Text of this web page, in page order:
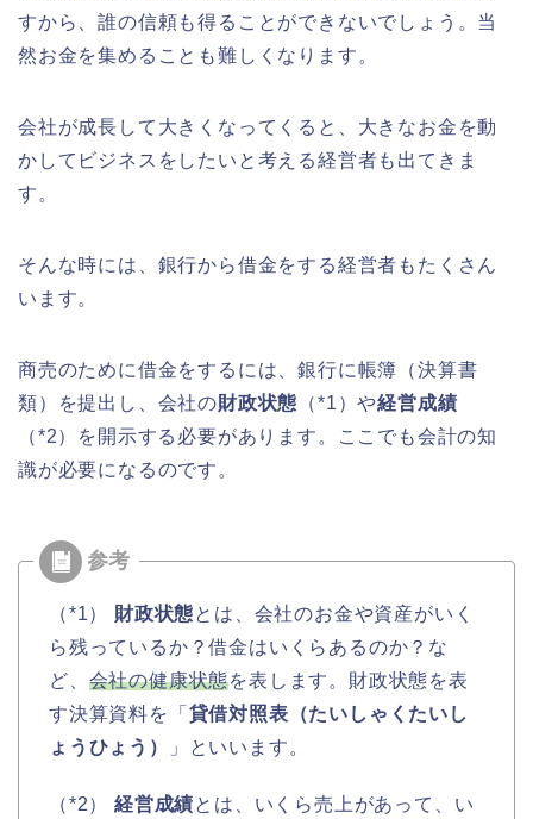
すから、誰の信頼も得ることができないでしょう。当
然お金を集めることも難しくなります。
会社が成長して大きくなってくると、大きなお金を動
かしてビジネスをしたいと考える経営者も出てきま
す。
そんな時には、銀行から借金をする経営者もたくさん
います。
商売のために借金をするには、銀行に帳簿（決算書
類）を提出し、会社の財政状態 （*1）や経営成績
（*2）を開示する必要があります。ここでも会計の知
識が必要になるのです。
（*1） 財政状態とは、会社のお金や資産がいく
ら残っているか？借金はいくらあるのか？な
ど、 会社の健康状態を表します。財政状態を表
す決算資料を「 貸借対照表（たいしゃくたいし
ょうひょう）
」といいます。
（*2） 経営成績とは、いくら売上があって、い